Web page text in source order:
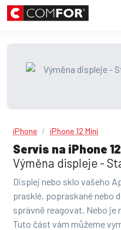
iPhone iPhone 12 Mini
Servis na iPhone
Výměna displeje -
Displej nebo sklo vašeho
prasklé, popraskané nebo
správně reagovat. Nebo je
Tuto část vám můžeme